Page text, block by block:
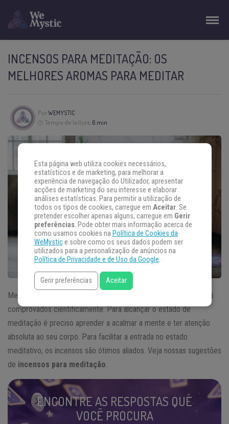
INCENSOS PARA MEDITAÇÃO: OS
MELHORES AROMAS PARA MEDITAR
PorWEMYSTIC
Tempo de leitura: 6 min
Meditar é uma prática milenar que possui inúmeros benefícios já
comprovados cientificamente. Para alcançar o estado de
meditação é preciso aprender a acalmar a mente e ter atenção
absoluta ao seu corpo. Para facilitar a entrada no estado
meditativo, os incensos são ótimos aliados. Veja nossas sugestões
de incensos para meditação
ENCONTRE AS RESPOSTAS QUE
VOCÊ PROCURA
Esta página web utiliza cookies necessários,
estatísticos e de marketing, para melhorar a
experiência de navegação do Utilizador, apresentar
acções de marketing do seu interesse e elaborar
análises estatísticas. Para permitir a utilização de
todos os tipos de cookies, carregue em Aceitar. Se
pretender escolher apenas alguns, carregue em Gerir
preferências. Pode obter mais informação acerca de
como usamos cookies na Política de Cookies da
WeMystice sobre como os seus dados podem ser
utilizados para a personalização de anúncios na
Política de Privacidade e de Uso da Google.
Gerir preferências Aceitar